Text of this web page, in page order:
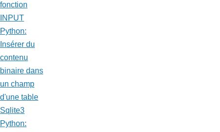
fonction
INPUT
Python:
Insérer du
contenu
binaire dans
un champ
d'une table
Sqlite3
Python: